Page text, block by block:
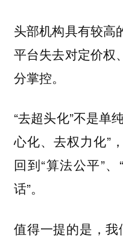
头部机构具有较高
平台失去对定价权
分掌控。
“去超头化”不是单
心化、去权力化”
回到“算法公平”
话”。
值得一提的是，